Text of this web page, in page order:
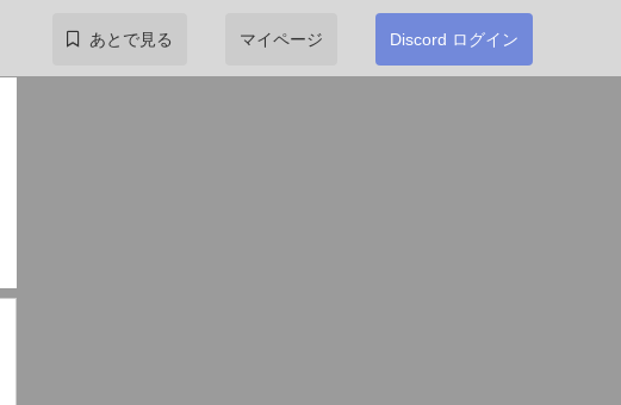
あとで見る マイページ Discord ログイン